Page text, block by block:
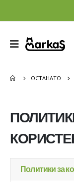
ОСТАНАТО
Политики за